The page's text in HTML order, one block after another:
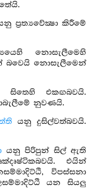
ප්‍රත්‍යවේක්‍ෂා කිරීමේ
නොසැලීමෙහි
නොසැලීමෙන්
සිතෙහි එකඟබවයි.
නුවණයි.
යනු දුසිල්වත්බවයි.
යනු පිරිපුන් සිල් ඇති
එයින්
විපස්සනා
යන සියලු